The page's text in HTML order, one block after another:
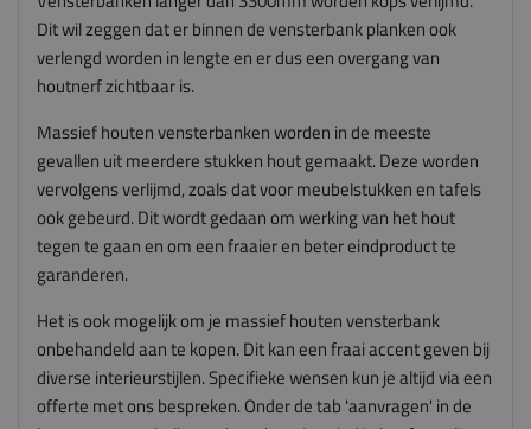
Dit wil zeggen dat er binnen de vensterbank planken ook
verlengd worden in lengte en er dus een overgang van
houtnerf zichtbaar is.
Massief houten vensterbanken worden in de meeste
gevallen uit meerdere stukken hout gemaakt. Deze worden
vervolgens verlijmd, zoals dat voor meubelstukken en tafels
ook gebeurd. Dit wordt gedaan om werking van het hout
tegen te gaan en om een fraaier en beter eindproduct te
garanderen.
Het is ook mogelijk om je massief houten vensterbank
onbehandeld aan te kopen. Dit kan een fraai accent geven bij
diverse interieurstijlen. Specifieke wensen kun je altijd via een
offerte met ons bespreken. Onder de tab 'aanvragen' in de